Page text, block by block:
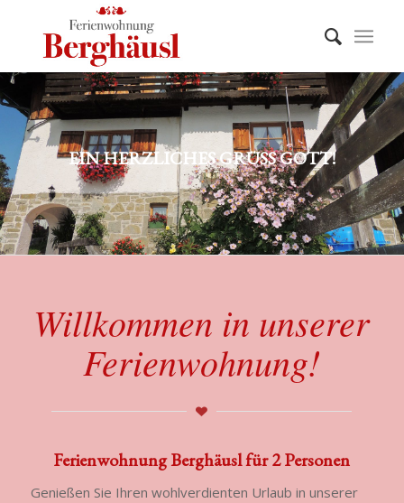
EIN HERZLICHES GRÜSS GOTT!
Willkommen in unserer
Ferienwohnung!
Ferienwohnung Berghäusl für 2 Personen
Genießen Sie Ihren wohlverdienten Urlaub in unserer